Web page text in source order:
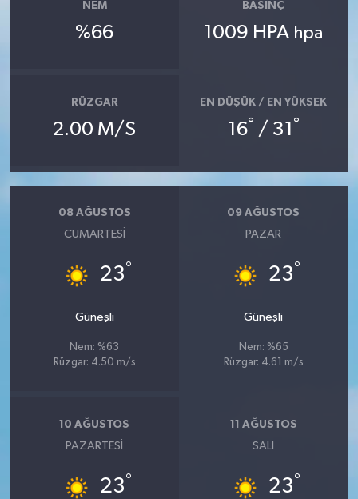
NEM
%66
BASINÇ
1009 HPA hpa
RÜZGAR
2.00 M/S
EN DÜŞÜK / EN YÜKSEK
16° / 31 °
08 AĞUSTOS
CUMARTESI
23°
Güneşli
Nem: %63
Rüzgar: 4.50 m/s
09 AĞUSTOS
PAZAR
23°
Güneşli
Nem: %65
Rüzgar: 4.61 m/s
10 AĞUSTOS
PAZARTESI
23°
11 AĞUSTOS
SALI
23°